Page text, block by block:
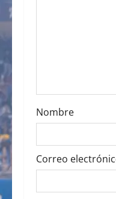
o
n
Nombre
Correo